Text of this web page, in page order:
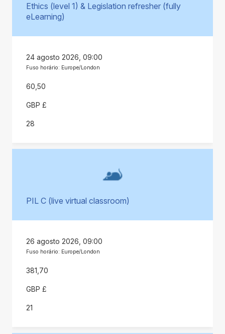
Ethics (level 1) & Legislation refresher (fully
eLearning)
24 agosto 2026, 09:00
Fuso horário: Europe/London
60,50
GBP £
28
PIL C (live virtual classroom)
26 agosto 2026, 09:00
Fuso horário: Europe/London
381,70
GBP £
21